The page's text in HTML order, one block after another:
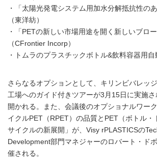
・「太陽光発電システム用加水分解抵抗性の
（東洋紡）
・「PETの新しい市場用途を開く新しいブロー
（CFrontier Incorp）
・トムラのプラスチックボトル&飲料容器用
さらなるオプションとして、キリンビバレッ
工場へのガイド付きツアーが3月15日に実施
開かれる。また、会議後のオプショナルワー
イクルPET（RPET）の品質とPET（ボトル・
サイクルの新展開」が、Visy rPLASTICSの
Development部門マネジャーのロバート・ド
催される。